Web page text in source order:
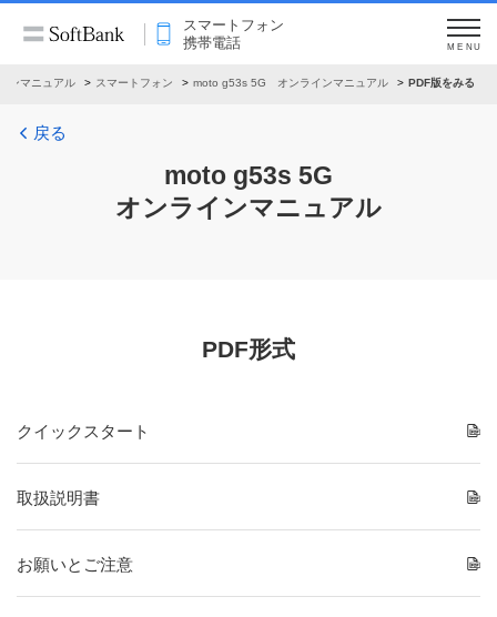
スマートフォン
携帯電話
MENU
ンマニュアル スマートフォン moto g53s 5G オンラインマニュアル PDF版をみる
戻る
moto g53s 5G
オンラインマニュアル
PDF形式
クイックスタート
取扱説明書
お願いとご注意